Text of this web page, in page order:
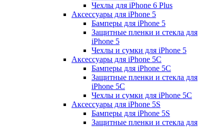
Чехлы для iPhone 6 Plus
Аксессуары для iPhone 5
Бамперы для iPhone 5
Защитные пленки и стекла для
iPhone 5
Чехлы и сумки для iPhone 5
Аксессуары для iPhone 5C
Бамперы для iPhone 5C
Защитные пленки и стекла для
iPhone 5C
Чехлы и сумки для iPhone 5C
Аксессуары для iPhone 5S
Бамперы для iPhone 5S
Защитные пленки и стекла для